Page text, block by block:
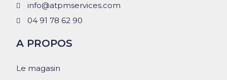
info@atpmservices.com
04 91 78 62 90
A PROPOS
Le magasin